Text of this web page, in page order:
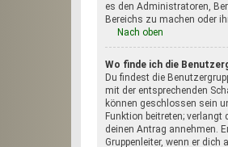
es den Administratoren,
Bereichs zu machen oder
Nach oben
Wo finde ich die
Du findest die
mit der entsprechenden
können geschlossen sein
Funktion beitreten;
deinen Antrag annehmen.
Gruppenleiter, wenn er dich